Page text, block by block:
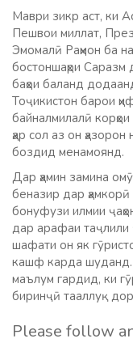
Маври зикр аст, ки
Пешвои миллат,
Эмомалӣ Раҳмон ба
бостоншаҳри
баҳои баланд
Тоҷикистон барои
байналмилалӣ
ҳар сол аз он
боздид менамоянд.
Дар ҳамин замина
беназир дар
бонуфузи илмии
дар арафаи
шафати он як
кашф карда шуданд.
маълум гардид, ки
биринҷӣ тааллуқ
Please follow